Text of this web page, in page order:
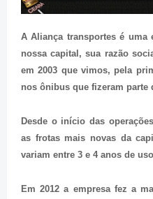
A Aliança transportes é uma
nossa capital, sua razão
em 2003 que vimos, pela
nos ônibus que fizeram parte
Desde o início das
as frotas mais novas da
variam entre 3 e 4 anos de
Em 2012 a empresa fez a